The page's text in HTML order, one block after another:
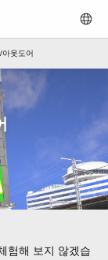
아웃도어
험해 보지 않겠습